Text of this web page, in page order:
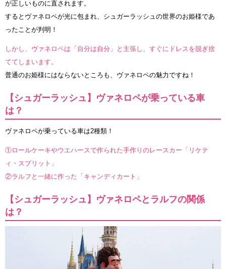
が正しいものに直されます。
するとヴァネロペが光に包まれ、シュガーラッシュの世界のお姫様であ
ったことが判明！
しかし、ヴァネロペは「自分は自分」と主張し、すぐにドレスを脱ぎ捨
ててしまいます。
普通のお姫様にはならないところも、ヴァネロペの魅力ですね！
【シュガーラッシュ】ヴァネロペが乗っている車
は？
ヴァネロペが乗っている車は2種類！
①ロールケーキやウエハースで作られた手作りのレースカー「リケテ
ィ・スプリット」
②ラルフと一緒に作った「キャンディカート」
【シュガーラッシュ】ヴァネロペとラルフの関係
は？